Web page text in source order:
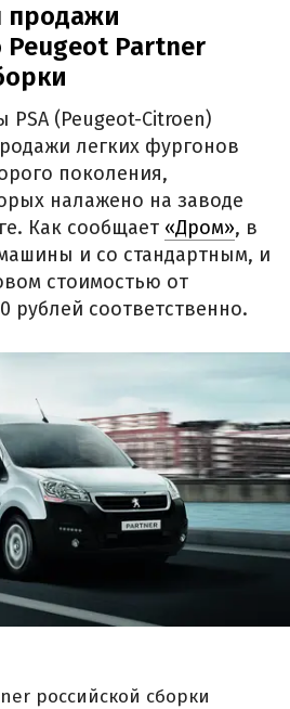
продажи
Peugeot Partner
PSA (Peugeot-Citroen)
легких фургонов
поколения,
налажено на заводе
Как сообщает «Дром», в
и со стандартным, и
стоимостью от
рублей соответственно.
российской сборки